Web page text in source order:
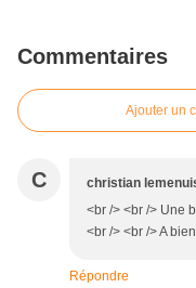
Commentaires
Ajouter un
C christian
<br /> <br /> Une
<br /> <br /> A
Répondre